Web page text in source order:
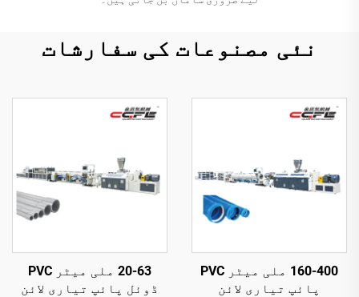
نئی مصنوعات کی سفارشات
160-400 ملی میٹر PVC
پائپ تیاری لائن
20-63 ملی میٹر PVC
ڈوئل پائپ تیاری لائن